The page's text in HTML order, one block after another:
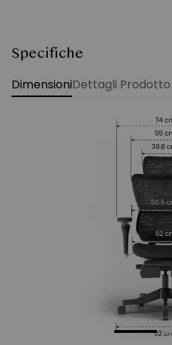
Specifiche
DimensioniDettagli Prodotto